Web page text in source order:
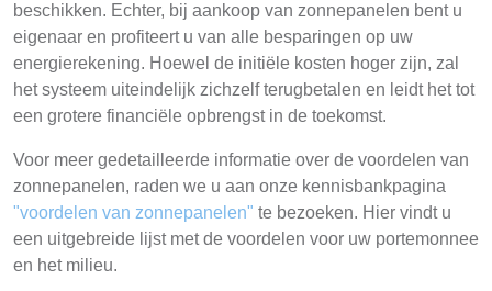
beschikken. Echter, bij aankoop van zonnepanelen bent u
eigenaar en profiteert u van alle besparingen op uw
energierekening. Hoewel de initiële kosten hoger zijn, zal
het systeem uiteindelijk zichzelf terugbetalen en leidt het tot
een grotere financiële opbrengst in de toekomst.
Voor meer gedetailleerde informatie over de voordelen van
zonnepanelen, raden we u aan onze kennisbankpagina
"voordelen van zonnepanelen" te bezoeken. Hier vindt u
een uitgebreide lijst met de voordelen voor uw portemonnee
en het milieu.